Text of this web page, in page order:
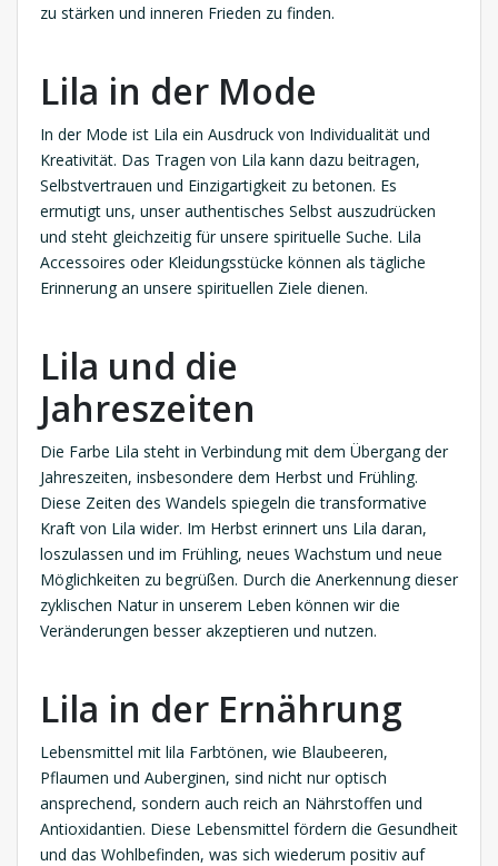
zu stärken und inneren Frieden zu finden.
Lila in der Mode
In der Mode ist Lila ein Ausdruck von Individualität und
Kreativität. Das Tragen von Lila kann dazu beitragen,
Selbstvertrauen und Einzigartigkeit zu betonen. Es
ermutigt uns, unser authentisches Selbst auszudrücken
und steht gleichzeitig für unsere spirituelle Suche. Lila
Accessoires oder Kleidungsstücke können als tägliche
Erinnerung an unsere spirituellen Ziele dienen.
Lila und die
Jahreszeiten
Die Farbe Lila steht in Verbindung mit dem Übergang der
Jahreszeiten, insbesondere dem Herbst und Frühling.
Diese Zeiten des Wandels spiegeln die transformative
Kraft von Lila wider. Im Herbst erinnert uns Lila daran,
loszulassen und im Frühling, neues Wachstum und neue
Möglichkeiten zu begrüßen. Durch die Anerkennung dieser
zyklischen Natur in unserem Leben können wir die
Veränderungen besser akzeptieren und nutzen.
Lila in der Ernährung
Lebensmittel mit lila Farbtönen, wie Blaubeeren,
Pflaumen und Auberginen, sind nicht nur optisch
ansprechend, sondern auch reich an Nährstoffen und
Antioxidantien. Diese Lebensmittel fördern die Gesundheit
und das Wohlbefinden, was sich wiederum positiv auf